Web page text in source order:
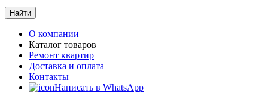
Найти
О компании
Каталог товаров
Ремонт квартир
Доставка и оплата
Контакты
Написать в WhatsApp